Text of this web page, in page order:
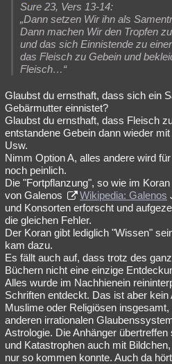
Sure 23, Vers 13-14:
„Dann setzen Wir ihn als
Dann machen Wir den Tropfen
und das sich Einnistende zu
das Fleisch zu Gebein und
Fleisch…“
Glaubst du ernsthaft, dass sich ein
Gebärmutter einnistet?
Glaubst du ernsthaft, dass Fleisch
entstandene Gebein dann wieder
Usw.
Nimm Option A, alles andere wird
noch peinlich.
Die "Fortpflanzung", so wie im
von Galenos
Wikipedia: Galenos
und Konsorten erforscht und
die gleichen Fehler.
Der Koran gibt lediglich "Wissen"
kam dazu.
Es fällt auch auf, dass trotz des
Büchern nicht eine einzige
Alles wurde im Nachhienein
Schriften entdeckt. Das ist aber
Muslime oder Religiösen
anderen irrationalen
Astrologie. Die Anhänger
und Katastrophen auch mit
nur so kommen konnte. Auch da